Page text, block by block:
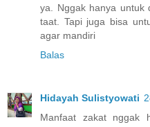
ya. Nggak hanya untuk
taat. Tapi juga bisa
agar mandiri
Balas
Hidayah Sulistyowati
Manfaat zakat nggak